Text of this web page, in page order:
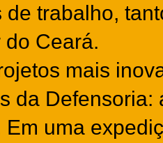
de trabalho,
do Ceará.
mais
da
Em uma